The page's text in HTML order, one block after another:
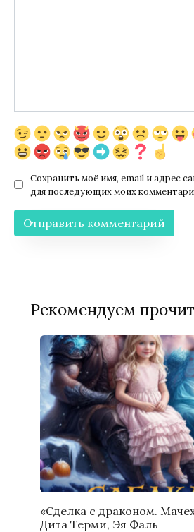
Сохранить моё имя, email и адрес
для последующих моих
Рекомендуем
«Сделка с драконом.
Дита Терми, Эя Фаль